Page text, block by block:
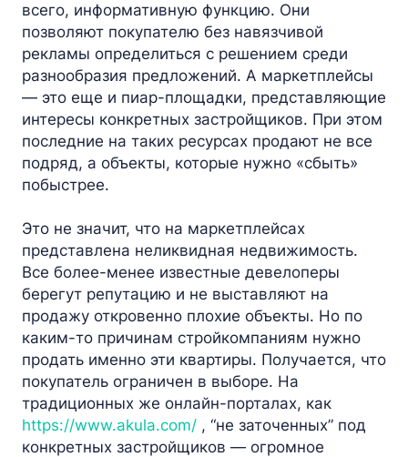
всего, информативную функцию. Они
позволяют покупателю без навязчивой
рекламы определиться с решением среди
разнообразия предложений. А маркетплейсы
— это еще и пиар-площадки, представляющие
интересы конкретных застройщиков. При этом
последние на таких ресурсах продают не все
подряд, а объекты, которые нужно «сбыть»
побыстрее.
Это не значит, что на маркетплейсах
представлена неликвидная недвижимость.
Все более-менее известные девелоперы
берегут репутацию и не выставляют на
продажу откровенно плохие объекты. Но по
каким-то причинам стройкомпаниям нужно
продать именно эти квартиры. Получается, что
покупатель ограничен в выборе. На
традиционных же онлайн-порталах, как
https://www.akula.com/ , “не заточенных” под
конкретных застройщиков — огромное